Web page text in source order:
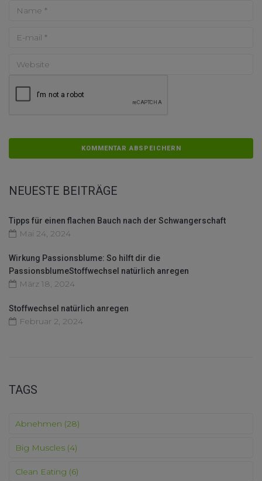
NEUESTE BEITRÄGE
Tipps für einen flachen Bauch nach der Schwangerschaft
Mai 24, 2024
Wirkung Passionsblume: So hilft dir die
PassionsblumeStoffwechsel natürlich anregen
März 18, 2024
Stoffwechsel natürlich anregen
Februar 2, 2024
TAGS
Abnehmen (28)
Big Muscles (4)
Clean Eating (6)